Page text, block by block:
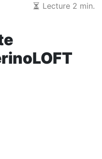
Lecture 2 min.